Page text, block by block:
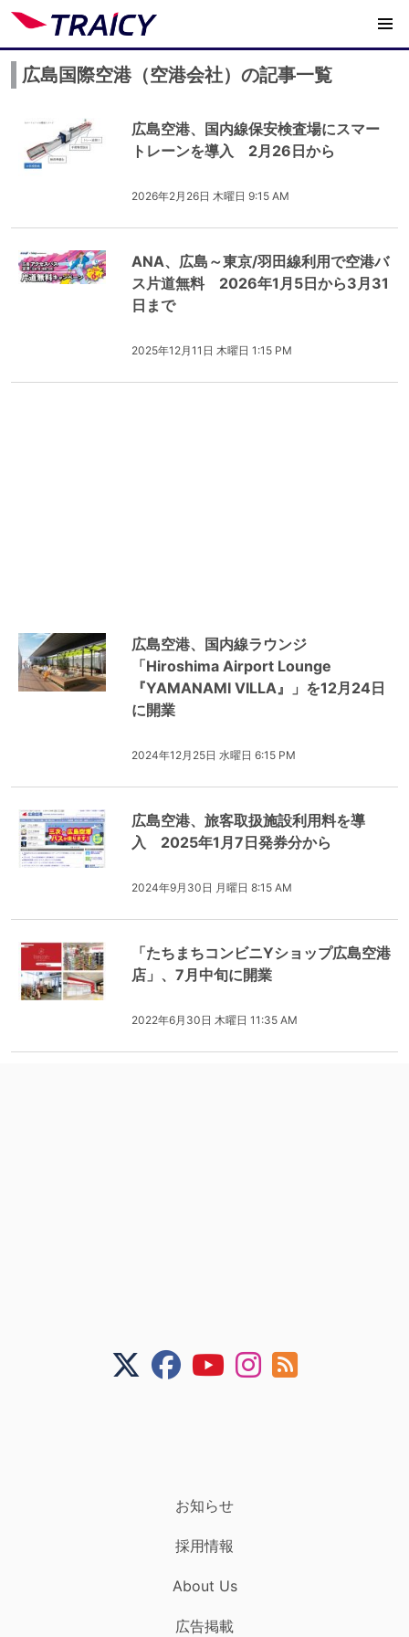
広島国際空港（空港会社）の記事一覧
広島空港、国内線保安検査場にスマー
トレーンを導入 2月26日から
2026年2月26日 木曜日 9:15 AM
ANA、広島～東京/羽田線利用で空港バ
ス片道無料 2026年1月5日から3月31
日まで
2025年12月11日 木曜日 1:15 PM
広島空港、国内線ラウンジ
「Hiroshima Airport Lounge
『YAMANAMI VILLA』」を12月24日
に開業
2024年12月25日 水曜日 6:15 PM
広島空港、旅客取扱施設利用料を導
入 2025年1月7日発券分から
2024年9月30日 月曜日 8:15 AM
「たちまちコンビニYショップ広島空港
店」、7月中旬に開業
2022年6月30日 木曜日 11:35 AM
お知らせ
採用情報
About Us
広告掲載